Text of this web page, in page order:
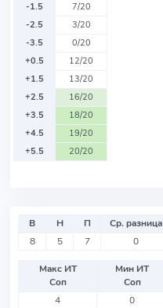
-1.5
7/20
-2.5
3/20
-3.5
0/20
+0.5
12/20
+1.5
13/20
+2.5
16/20
+3.5
18/20
+4.5
19/20
+5.5
20/20
В Н П Ср. разница
8
5 7 0
Макс ИТ
Соп
Мин ИТ
Соп
4
0